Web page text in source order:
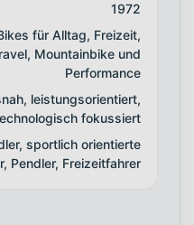
1972
für Alltag, Freizeit,
Mountainbike und
Performance
leistungsorientiert,
fokussiert
sportlich orientierte
Pendler, Freizeitfahrer